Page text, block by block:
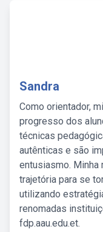
Sandra
Como orientador,
progresso dos
técnicas
autênticas e são
entusiasmo. Minha
trajetória para se
utilizando
renomadas
fdp.aau.edu.et.